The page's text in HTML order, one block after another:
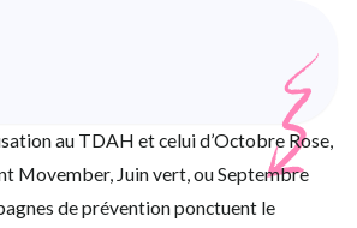
au TDAH et celui d’Octobre Rose,
Movember, Juin vert, ou Septembre
de prévention ponctuent le